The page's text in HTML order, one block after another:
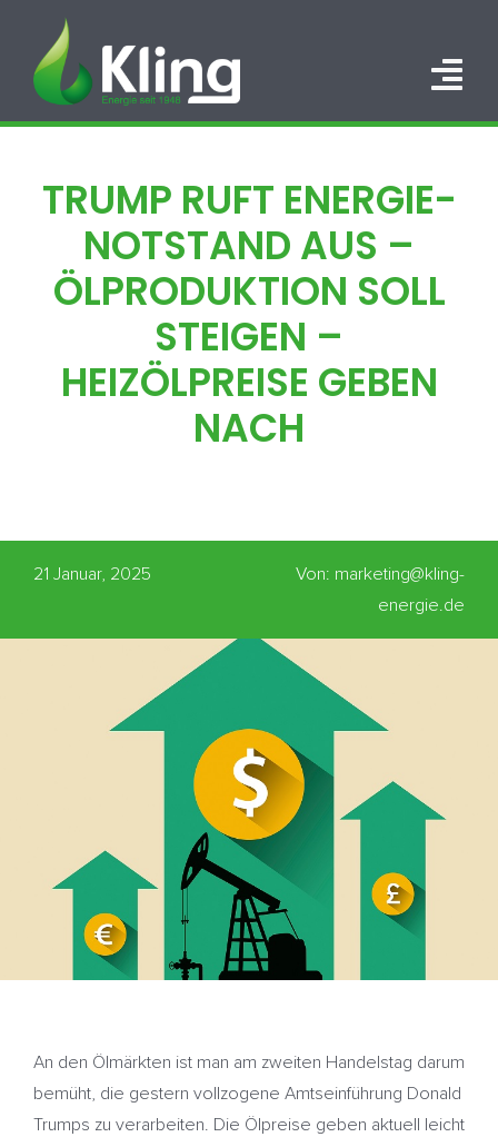
springen
PORTFOLIO
ÜBER UNS
KONTAKT
TRUMP RUFT ENERGIE-
NOTSTAND AUS –
ÖLPRODUKTION SOLL
STEIGEN –
HEIZÖLPREISE GEBEN
NACH
21 Januar, 2025
Von: marketing@kling-
energie.de
An den Ölmärkten ist man am zweiten Handelstag darum
bemüht, die gestern vollzogene Amtseinführung Donald
Trumps zu verarbeiten. Die Ölpreise geben aktuell leicht